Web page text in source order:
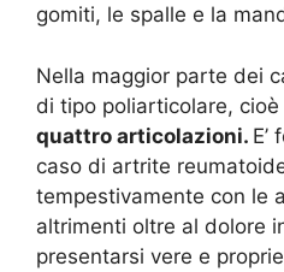
gomiti, le spalle e la
Nella maggior parte dei
di tipo poliarticolare,
quattro articolazioni. E’
caso di artrite
tempestivamente con le
altrimenti oltre al dolore
presentarsi vere e